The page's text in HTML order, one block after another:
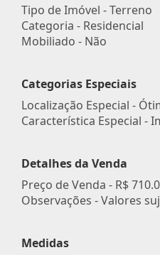
Tipo de Imóvel - Terreno
Categoria - Residencial
Mobiliado - Não
Categorias Especiais
Localização Especial -
Característica Especial -
Detalhes da Venda
Preço de Venda - R$
Observações - Valores
Medidas